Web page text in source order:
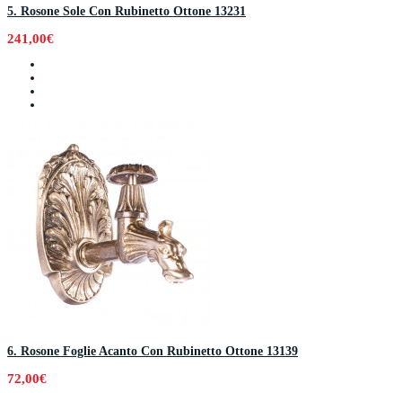
5. Rosone Sole Con Rubinetto Ottone 13231
241,00€
6. Rosone Foglie Acanto Con Rubinetto Ottone 13139
72,00€